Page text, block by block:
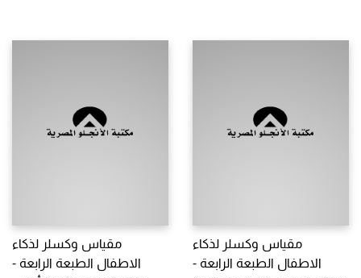
مقياس وكسلر لذكاء
الاطفال الطبعة الرابعة -
مقياس وكسلر لذكاء
الاطفال الطبعة الرابعة -